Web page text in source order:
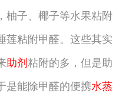
柚子、椰子等水果粘附
莲粘附甲醛。这些其实
助剂粘附的多，但是助
是能除甲醛的便携水蒸